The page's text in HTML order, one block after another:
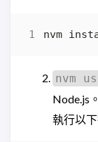
nvm
Node.js
執行以下